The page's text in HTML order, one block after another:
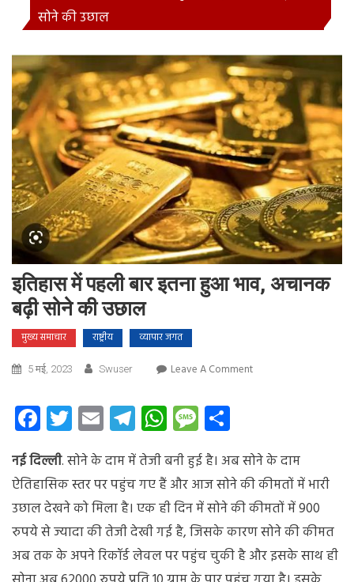
सोने की उछाल
इतिहास में पहली बार इतना हुआ भाव, अचानक
बढ़ी सोने की उछाल
मुख्य समाचार राष्ट्रीय व्यापार जगत
5 मई, 2023 Swuser Leave A CommentOn
इतना
हुआ
अचानक
बढ़ी
सोने
Facebook
Twitter
EmailTelegram
WhatsApp
Message
नई दिल्ली. सोने के दाम में तेजी बनी हुई है। अब सोने के दाम
ऐतिहासिक स्तर पर पहुंच गए हैं और आज सोने की कीमतों में भारी
उछाल देखने को मिला है। एक ही दिन में सोने की कीमतों में 900
रुपये से ज्यादा की तेजी देखी गई है, जिसके कारण सोने की कीमत
अब तक के अपने रिकॉर्ड लेवल पर पहुंच चुकी है और इसके साथ ही